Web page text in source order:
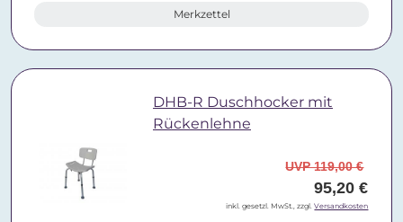
Merkzettel
DHB-R Duschhocker mit
Rückenlehne
UVP 119,00 €
95,20 €
inkl. gesetzl. MwSt., zzgl.Versandkosten